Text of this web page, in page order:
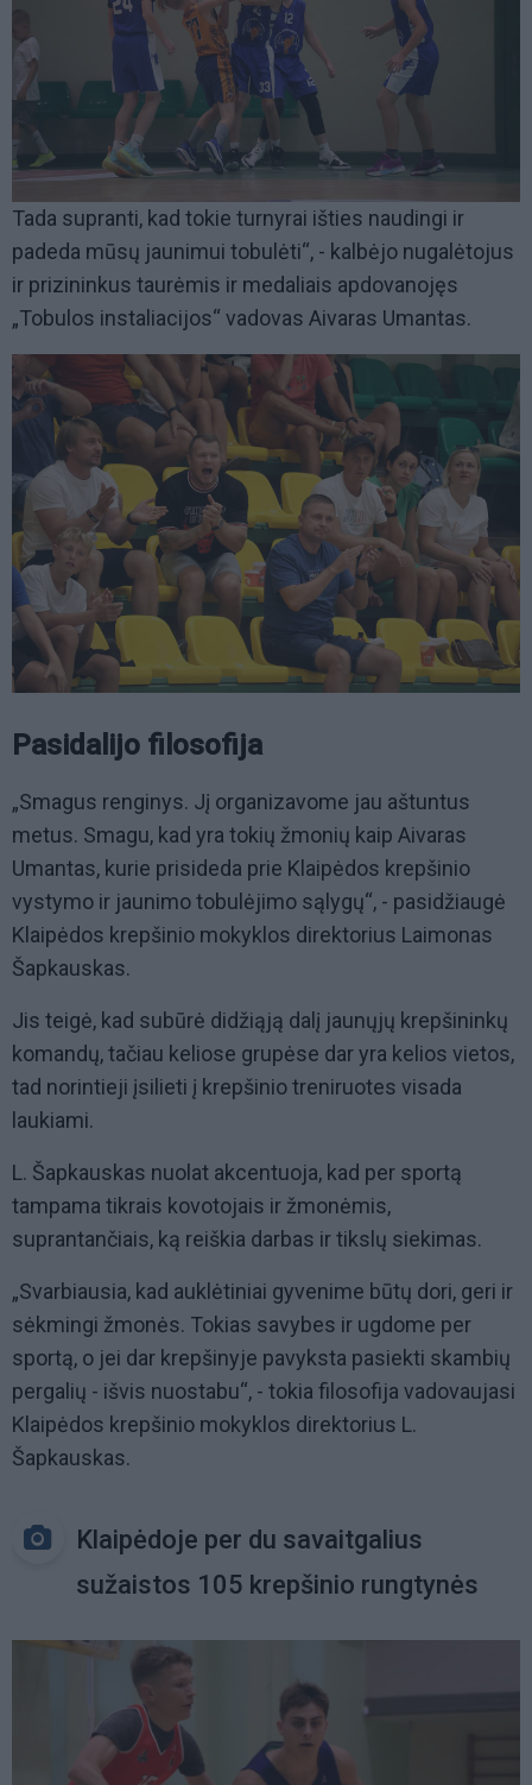
Tada supranti, kad tokie turnyrai išties naudingi ir
padeda mūsų jaunimui tobulėti“, - kalbėjo nugalėtojus
ir prizininkus taurėmis ir medaliais apdovanojęs
„Tobulos instaliacijos“ vadovas Aivaras Umantas.
Pasidalijo filosofija
„Smagus renginys. Jį organizavome jau aštuntus
metus. Smagu, kad yra tokių žmonių kaip Aivaras
Umantas, kurie prisideda prie Klaipėdos krepšinio
vystymo ir jaunimo tobulėjimo sąlygų“, - pasidžiaugė
Klaipėdos krepšinio mokyklos direktorius Laimonas
Šapkauskas.
Jis teigė, kad subūrė didžiąją dalį jaunųjų krepšininkų
komandų, tačiau keliose grupėse dar yra kelios vietos,
tad norintieji įsilieti į krepšinio treniruotes visada
laukiami.
L. Šapkauskas nuolat akcentuoja, kad per sportą
tampama tikrais kovotojais ir žmonėmis,
suprantančiais, ką reiškia darbas ir tikslų siekimas.
„Svarbiausia, kad auklėtiniai gyvenime būtų dori, geri ir
sėkmingi žmonės. Tokias savybes ir ugdome per
sportą, o jei dar krepšinyje pavyksta pasiekti skambių
pergalių - išvis nuostabu“, - tokia filosofija vadovaujasi
Klaipėdos krepšinio mokyklos direktorius L.
Šapkauskas.
Klaipėdoje per du savaitgalius
sužaistos 105 krepšinio rungtynės